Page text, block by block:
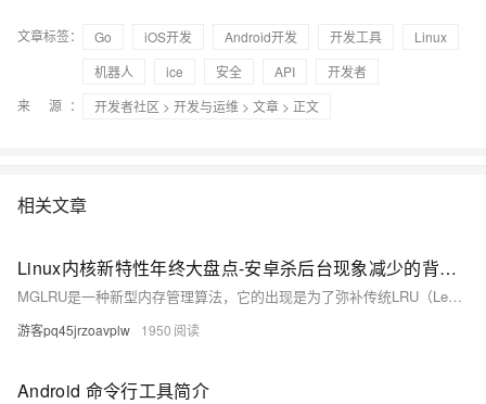
文章标签： Go iOS开发 Android开发 开发工具
Linux
机器人
ice 安全 API
开发者
来 源：
开发者社区 > 开发与运维 > 文章 > 正文
相关文章
Linux内核新特性年终大盘点-安卓杀后台现象减少的背后功臣MGLRU算法简介
MGLRU是一种新型内存管理算法，它的出现是为了弥补传统LRU（Least Recently Used）和LFU（Least Frequently Used）算法在缓存替换选择上的不足,LRU和LFU的共同缺点就是在做内存页面替换时，只考虑内存页面在最近一段时间内被访问的次数和最后一次的访问时间，但是一个页面的最近访问次数少或者最近一次的访问时间较早，可能仅仅是因为这个内存页面新近才被创建，属于刚刚完成初始化的年代代页面，它的频繁访问往往会出现在初始化之后的一段时间里，那么这时候就把这种年轻代的页面迁移出去
游客pq45jrzoavplw 1950
Android 命令行工具简介